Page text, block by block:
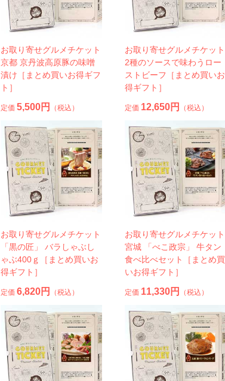
お取り寄せグルメチケット
京都 京丹波高原豚の味噌
漬け［まとめ買いお得ギフ
ト］
定価 5,500円 （税込）
お取り寄せグルメチケット
2種のソースで味わうロー
ストビーフ［まとめ買いお
得ギフト］
定価 12,650円 （税込）
お取り寄せグルメチケット
「黒の匠」 バラしゃぶし
ゃぶ400ｇ［まとめ買いお
得ギフト］
定価 6,820円 （税込）
お取り寄せグルメチケット
宮城 「べこ政宗」 牛タン
食べ比べセット［まとめ買
いお得ギフト］
定価 11,330円 （税込）